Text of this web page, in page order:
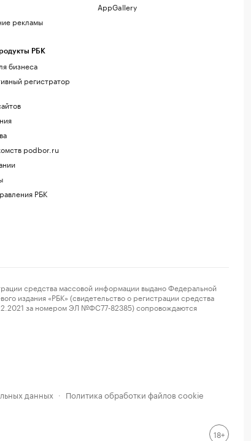
рекламы
РБК
бизнеса
регистратор
podbor.ru
РБК
AppGallery
средства массовой информации выдано Федеральной
издания «РБК» (свидетельство о регистрации средства
за номером ЭЛ №ФС77-82385) сопровождаются
данных · Политика обработки файлов cookie
18+